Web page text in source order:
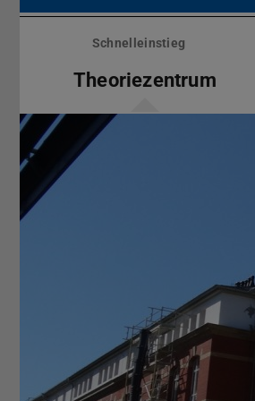
Menü
überspringenSchnelleinstieg
Theoriezentrum